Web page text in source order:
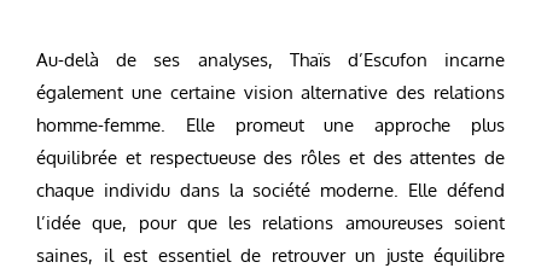
Au-delà de ses analyses, Thaïs d’Escufon incarne
également une certaine vision alternative des relations
homme-femme. Elle promeut une approche plus
équilibrée et respectueuse des rôles et des attentes de
chaque individu dans la société moderne. Elle défend
l’idée que, pour que les relations amoureuses soient
saines, il est essentiel de retrouver un juste équilibre